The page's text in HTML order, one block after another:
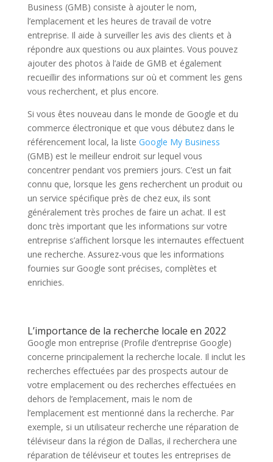
Business (GMB) consiste à ajouter le nom,
l’emplacement et les heures de travail de votre
entreprise. Il aide à surveiller les avis des clients et à
répondre aux questions ou aux plaintes. Vous pouvez
ajouter des photos à l’aide de GMB et également
recueillir des informations sur où et comment les gens
vous recherchent, et plus encore.
Si vous êtes nouveau dans le monde de Google et du
commerce électronique et que vous débutez dans le
référencement local, la liste Google My Business
(GMB) est le meilleur endroit sur lequel vous
concentrer pendant vos premiers jours. C’est un fait
connu que, lorsque les gens recherchent un produit ou
un service spécifique près de chez eux, ils sont
généralement très proches de faire un achat. Il est
donc très important que les informations sur votre
entreprise s’affichent lorsque les internautes effectuent
une recherche. Assurez-vous que les informations
fournies sur Google sont précises, complètes et
enrichies.
L’importance de la recherche locale en 2022
Google mon entreprise (Profile d’entreprise Google)
concerne principalement la recherche locale. Il inclut les
recherches effectuées par des prospects autour de
votre emplacement ou des recherches effectuées en
dehors de l’emplacement, mais le nom de
l’emplacement est mentionné dans la recherche. Par
exemple, si un utilisateur recherche une réparation de
téléviseur dans la région de Dallas, il recherchera une
réparation de téléviseur et toutes les entreprises de